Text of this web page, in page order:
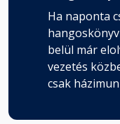
Ha naponta
belül már
vezetés
csak